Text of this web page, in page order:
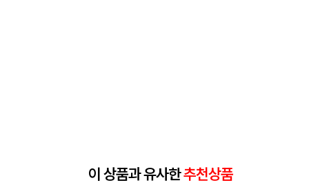
이 상품과 유사한추천상품